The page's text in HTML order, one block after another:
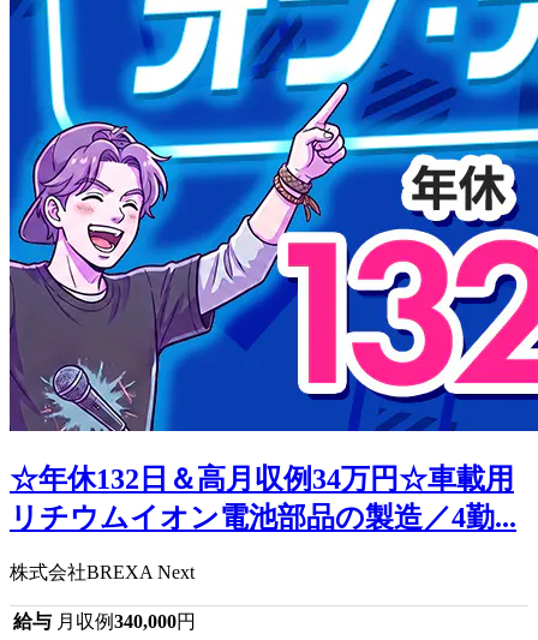
☆年休132日＆高月収例34万円☆車載用
リチウムイオン電池部品の製造／4勤...
株式会社BREXA Next
給与 月収例340,000円